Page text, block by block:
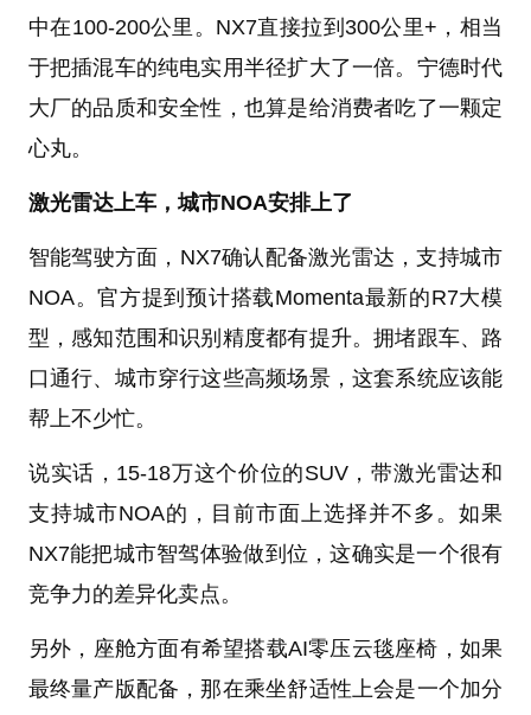
中在100-200公里。NX7直接拉到300公里+，相当
于把插混车的纯电实用半径扩大了一倍。宁德时代
大厂的品质和安全性，也算是给消费者吃了一颗定
心丸。
激光雷达上车，城市NOA安排上了
智能驾驶方面，NX7确认配备激光雷达，支持城市
NOA。官方提到预计搭载Momenta最新的R7大模
型，感知范围和识别精度都有提升。拥堵跟车、路
口通行、城市穿行这些高频场景，这套系统应该能
帮上不少忙。
说实话，15-18万这个价位的SUV，带激光雷达和
支持城市NOA的，目前市面上选择并不多。如果
NX7能把城市智驾体验做到位，这确实是一个很有
竞争力的差异化卖点。
另外，座舱方面有希望搭载AI零压云毯座椅，如果
最终量产版配备，那在乘坐舒适性上会是一个加分